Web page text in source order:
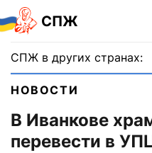
СПЖ
СПЖ в других странах:
НОВОСТИ
В Иванкове
перевести в